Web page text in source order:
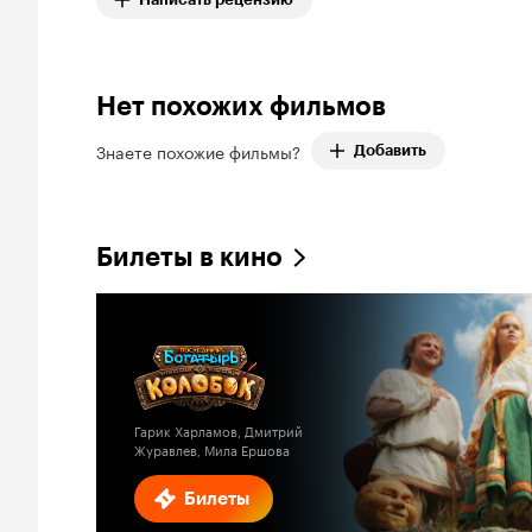
Нет похожих фильмов
Знаете похожие фильмы? Добавить
Билеты в кино
Билеты
Гарик Харламов, Дмитрий
Журавлев, Мила Ершова